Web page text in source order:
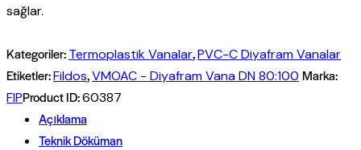
sağlar.
Kategoriler:Termoplastik Vanalar,PVC-C Diyafram Vanalar
Etiketler:Fildos,VMOAC - Diyafram Vana DN 80:100 Marka:
FIPProduct ID:60387
Açıklama
Teknik Döküman